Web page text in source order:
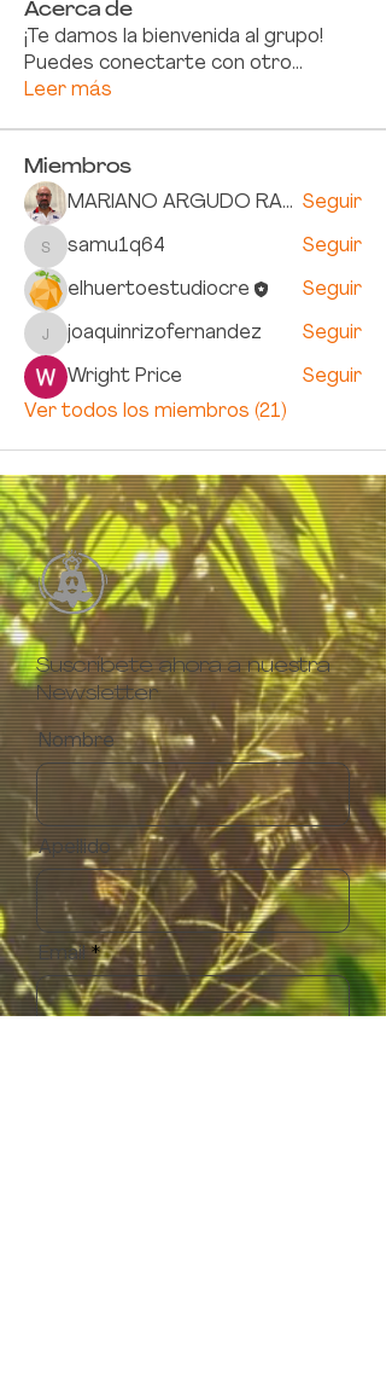
Acerca de
¡Te damos la bienvenida al grupo!
Puedes conectarte con otro...
Leer más
Miembros
MARIANO ARGUDO RAMIREZ Seguir
samu1q64
samu1q64 Seguir
elhuertoestudiocre Seguir
joaquinrizofernandez
joaquinrizofernandez Seguir
Wright Price
Seguir
Ver todos los miembros (21)
Suscríbete ahora a nuestra
Newsletter
Nombre
Apellido
Email